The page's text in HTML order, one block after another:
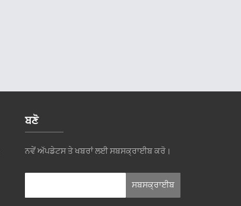
ਬਣੋ
ਨਵੇਂ ਅੱਪਡੇਟਸ ਤੇ ਖਬਰਾਂ ਲਈ ਸਬਸਕ੍ਰਾਈਬ ਕਰੋ।